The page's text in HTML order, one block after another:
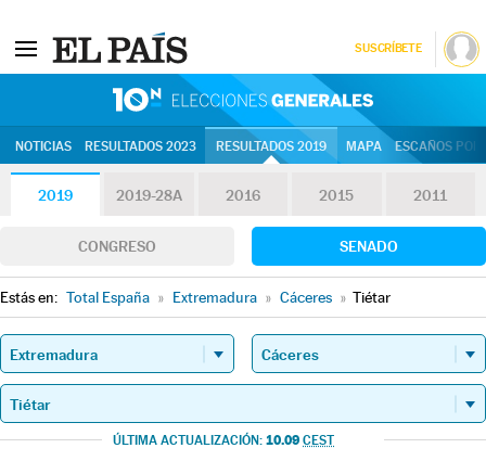
SUSCRÍBETE
NOTICIAS RESULTADOS 2023 RESULTADOS 2019 MAPA ESCAÑOS
2019 2019-28A 2016 2015 2011
CONGRESO SENADO
Estás en: Total España » Extremadura » Cáceres » Tiétar
ÚLTIMA ACTUALIZACIÓN: 10.09 CEST